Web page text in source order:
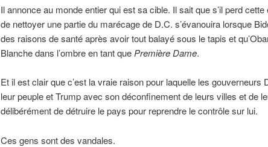
Il annonce au monde entier qui est sa cible. Il sait que s’il perd
de nettoyer une partie du marécage de D.C. s’évanouira lorsque
des raisons de santé après avoir tout balayé sous le tapis et
Blanche dans l’ombre en tant que Première Dame.
Et il est clair que c’est la vraie raison pour laquelle les gouverneurs
leur peuple et Trump avec son déconfinement de leurs villes et de
délibérément de détruire le pays pour reprendre le contrôle sur lui.
Ces gens sont des vandales.